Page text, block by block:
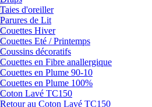
Taies d'oreiller
Parures de Lit
Couettes Hiver
Couettes Eté / Printemps
Coussins décoratifs
Couettes en Fibre anallergique
Couettes en Plume 90-10
Couettes en Plume 100%
Coton Lavé TC150
Retour au Coton Lavé TC150